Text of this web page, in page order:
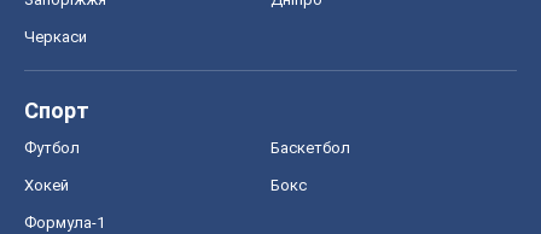
Черкаси
Спорт
Футбол Баскетбол
Хокей Бокс
Формула-1